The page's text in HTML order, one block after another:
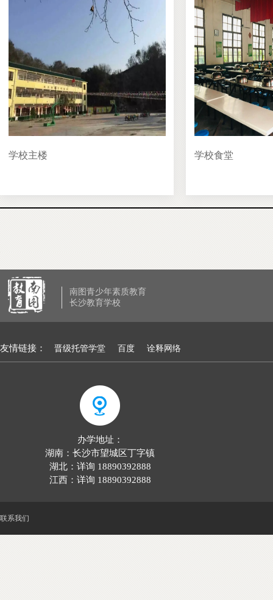
学校主楼 学校食堂
南图青少年素质教育
长沙教育学校
友情链接： 晋级托管学堂 百度 诠释网络
办学地址：
湖南：长沙市望城区丁字镇
湖北：详询 18890392888
江西：详询 18890392888
联系我们